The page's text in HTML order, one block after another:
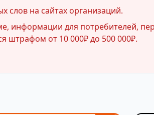
на сайтах организаций.
информации для потребителей,
штрафом от 10 000₽ до 500 000₽.